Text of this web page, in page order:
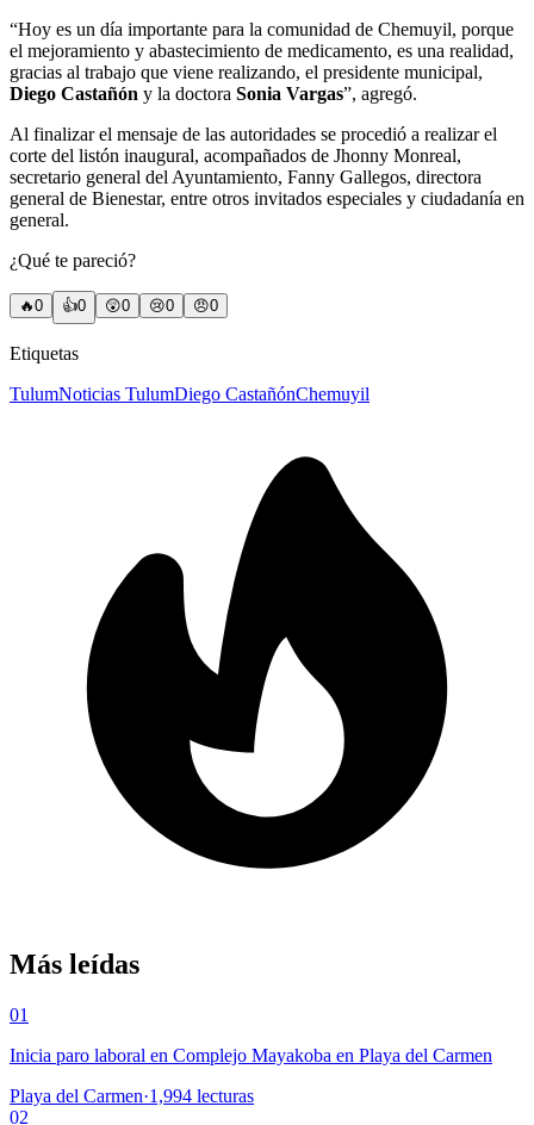
“Hoy es un día importante para la comunidad de Chemuyil, porque
el mejoramiento y abastecimiento de medicamento, es una realidad,
gracias al trabajo que viene realizando, el presidente municipal,
Diego Castañón y la doctora Sonia Vargas”, agregó.
Al finalizar el mensaje de las autoridades se procedió a realizar el
corte del listón inaugural, acompañados de Jhonny Monreal,
secretario general del Ayuntamiento, Fanny Gallegos, directora
general de Bienestar, entre otros invitados especiales y ciudadanía en
general.
¿Qué te pareció?
🔥0 👍0 😲0 😢0 😠0
Etiquetas
TulumNoticias TulumDiego CastañónChemuyil
Más leídas
01
Inicia paro laboral en Complejo Mayakoba en Playa del Carmen
Playa del Carmen·1,994 lecturas
02